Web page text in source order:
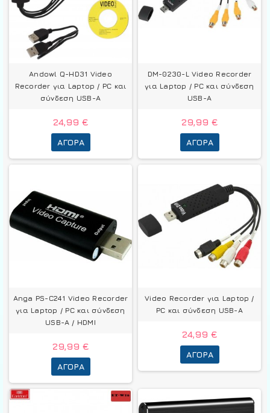
Andowl Q-HD31 Video
Recorder για Laptop / PC και
σύνδεση USB-A
24,99 €
ΑΓΟΡΆ
DM-0230-L Video Recorder
για Laptop / PC και σύνδεση
USB-A
29,99 €
ΑΓΟΡΆ
Anga PS-C241 Video Recorder
για Laptop / PC και σύνδεση
USB-A / HDMI
29,99 €
ΑΓΟΡΆ
Video Recorder για Laptop /
PC και σύνδεση USB-A
24,99 €
ΑΓΟΡΆ